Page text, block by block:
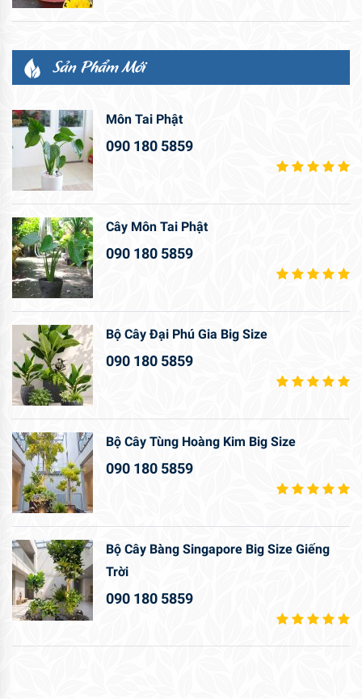
Sản Phẩm Mới
Môn Tai Phật
090 180 5859
Cây Môn Tai Phật
090 180 5859
Bộ Cây Đại Phú Gia Big Size
090 180 5859
Bộ Cây Tùng Hoàng Kim Big Size
090 180 5859
Bộ Cây Bàng Singapore Big Size Giếng
Trời
090 180 5859